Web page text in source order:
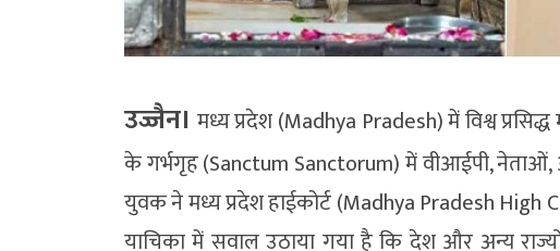
उज्जैन। मध्य प्रदेश (Madhya Pradesh) में विश्व
के गर्भगृह (Sanctum Sanctorum) में वीआईपी,
युवक ने मध्य प्रदेश हाईकोर्ट (Madhya Pradesh High
याचिका में सवाल उठाया गया है कि देश और अन्य